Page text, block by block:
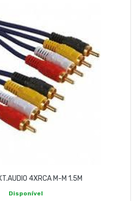
4XRCA M-M 1.5M
Disponível